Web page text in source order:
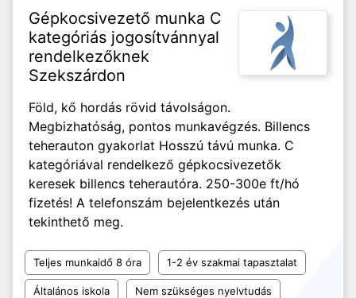
Gépkocsivezető munka C
kategóriás jogosítvánnyal
rendelkezőknek
Szekszárdon
Föld, kő hordás rövid távolságon.
Megbizhatóság, pontos munkavégzés. Billencs
teherauton gyakorlat Hosszú távú munka. C
kategóriával rendelkező gépkocsivezetők
keresek billencs teherautóra. 250-300e ft/hó
fizetés! A telefonszám bejelentkezés után
tekinthető meg.
Teljes munkaidő 8 óra 1-2 év szakmai tapasztalat
Általános iskola Nem szükséges nyelvtudás